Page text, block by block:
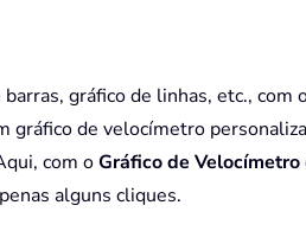
gráfico de linhas, etc., com
de velocímetro
com oGráfico de Velocímetro
alguns cliques.